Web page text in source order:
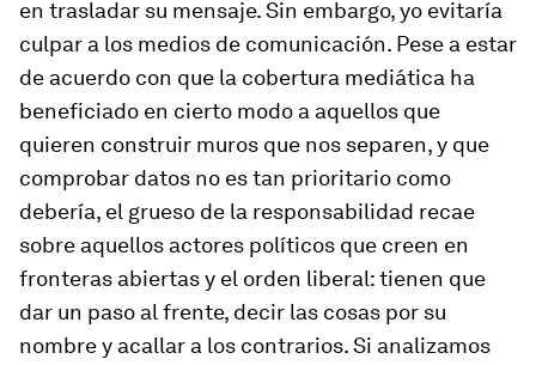
en trasladar su mensaje. Sin embargo, yo evitaría
culpar a los medios de comunicación. Pese a estar
de acuerdo con que la cobertura mediática ha
beneficiado en cierto modo a aquellos que
quieren construir muros que nos separen, y que
comprobar datos no es tan prioritario como
debería, el grueso de la responsabilidad recae
sobre aquellos actores políticos que creen en
fronteras abiertas y el orden liberal: tienen que
dar un paso al frente, decir las cosas por su
nombre y acallar a los contrarios. Si analizamos